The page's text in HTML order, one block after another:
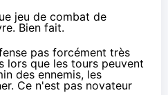
jeu de combat de
Bien fait.
pas forcément très
lors que les tours peuvent
des ennemis, les
Ce n'est pas novateur